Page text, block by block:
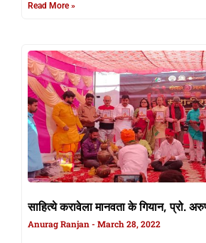
Read More »
साहित्ये करावेला मानवता के गियान, प्रो.
Anurag Ranjan March 28, 2022